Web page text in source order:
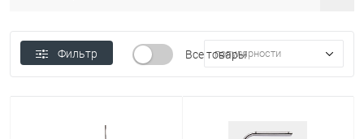
Фильтр популярности
Все товары